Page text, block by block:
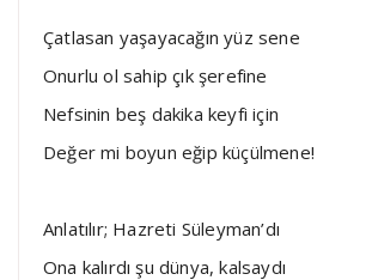
Çatlasan yaşayacağın yüz sene
Onurlu ol sahip çık şerefine
Nefsinin beş dakika keyfi için
Değer mi boyun eğip küçülmene!
Anlatılır; Hazreti Süleyman’dı
Ona kalırdı şu dünya, kalsaydı